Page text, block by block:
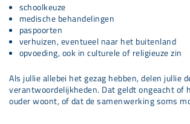
schoolkeuze
medische behandelingen
paspoorten
verhuizen, eventueel naar het buitenland
opvoeding, ook in culturele of religieuze zin
Als jullie allebei het gezag hebben, delen jullie
verantwoordelijkheden. Dat geldt ongeacht of
ouder woont, of dat de samenwerking soms